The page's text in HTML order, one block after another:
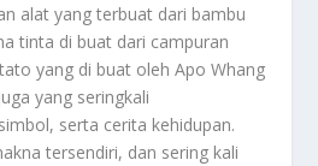
alat yang terbuat dari bambu
tinta di buat dari campuran
yang di buat oleh Apo Whang
yang seringkali
serta cerita kehidupan.
tersendiri, dan sering kali